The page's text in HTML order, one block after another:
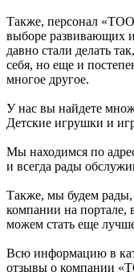
Также, персонал
выборе развивающих
давно стали делать
себя, но еще и
многое другое.
У нас вы найдете
Детские игрушки и
Мы находимся по
и всегда рады
Также, мы будем рады,
компании на портале,
можем стать еще
Всю информацию в
отзывы о компании